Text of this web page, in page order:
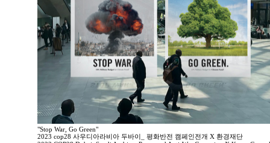
"Stop War, Go Green"
2023 cop28 사우디아라비아 두바이_ 평화반전 캠페인전개 X 환경재단